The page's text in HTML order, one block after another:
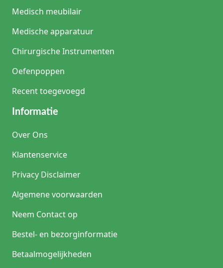
Medisch meubilair
Medische apparatuur
Chirurgische Instrumenten
Oefenpoppen
Recent toegevoegd
Informatie
Over Ons
Klantenservice
Privacy Disclaimer
Algemene voorwaarden
Neem Contact op
Bestel- en bezorginformatie
Betaalmogelijkheden